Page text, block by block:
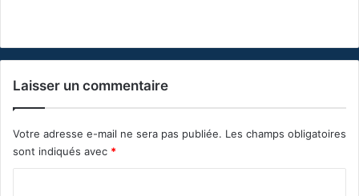
Laisser un commentaire
Votre adresse e-mail ne sera pas publiée. Les champs obligatoires
sont indiqués avec *